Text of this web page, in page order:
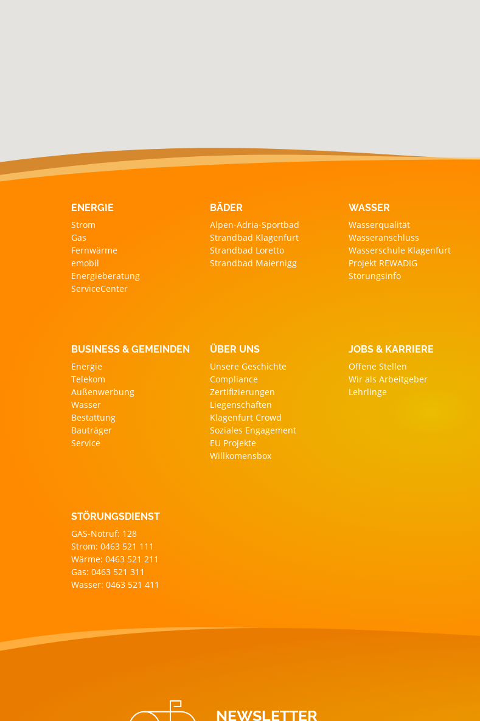
ENERGIE
Strom
Gas
Fernwärme
emobil
Energieberatung
ServiceCenter
BÄDER
Alpen-Adria-Sportbad
Strandbad Klagenfurt
Strandbad Loretto
Strandbad Maiernigg
WASSER
Wasserqualität
Wasseranschluss
Wasserschule Klagenfurt
Projekt REWADIG
Störungsinfo
BUSINESS & GEMEINDEN
Energie
Telekom
Außenwerbung
Wasser
Bestattung
Bauträger
Service
ÜBER UNS
Unsere Geschichte
Compliance
Zertifizierungen
Liegenschaften
Klagenfurt Crowd
Soziales Engagement
EU Projekte
Willkomensbox
JOBS & KARRIERE
Offene Stellen
Wir als Arbeitgeber
Lehrlinge
STÖRUNGSDIENST
GAS-Notruf: 128
Strom: 0463 521 111
Wärme: 0463 521 211
Gas: 0463 521 311
Wasser: 0463 521 411
NEWSLETTER